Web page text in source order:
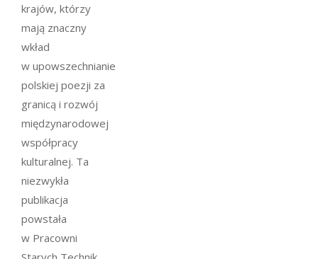
krajów, którzy
mają znaczny
wkład
w upowszechnianie
polskiej poezji za
granicą i rozwój
międzynarodowej
współpracy
kulturalnej. Ta
niezwykła
publikacja
powstała
w Pracowni